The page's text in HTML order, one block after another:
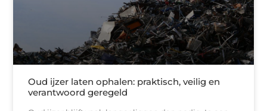
Oud ijzer laten ophalen: praktisch, veilig en
verantwoord geregeld